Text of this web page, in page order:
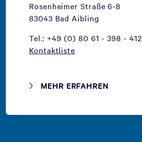
Rosenheimer Straße 6-8
83043 Bad Aibling
Tel.: +49 (0) 80 61 - 398 - 412
Kontaktliste
MEHR ERFAHREN